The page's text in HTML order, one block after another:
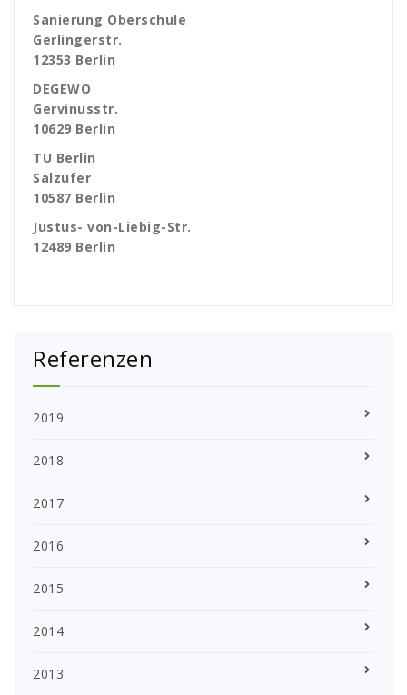
Sanierung Oberschule
Gerlingerstr.
12353 Berlin
DEGEWO
Gervinusstr.
10629 Berlin
TU Berlin
Salzufer
10587 Berlin
Justus- von-Liebig-Str.
12489 Berlin
Referenzen
2019
2018
2017
2016
2015
2014
2013